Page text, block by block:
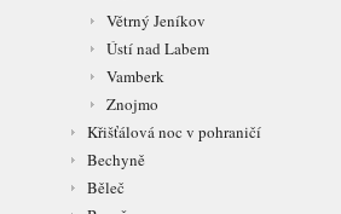
Větrný Jeníkov
Ústí nad Labem
Vamberk
Znojmo
Křišťálová noc v pohraničí
Bechyně
Běleč